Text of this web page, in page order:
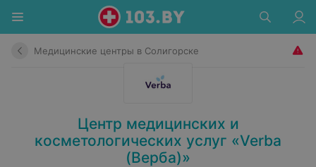
Медицинские центры в Солигорске
Центр медицинских и
косметологических услуг «Verba
(Верба)»